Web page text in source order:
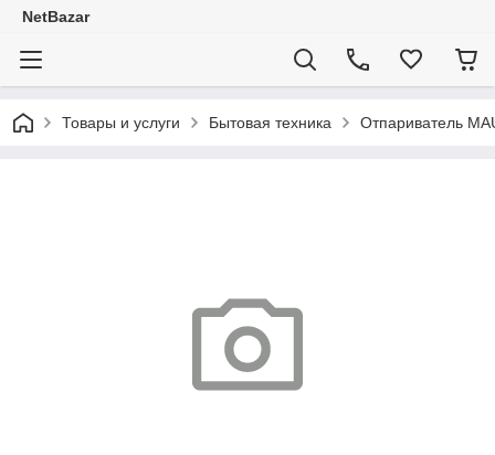
NetBazar
Товары и услуги Бытовая техника Отпариватель